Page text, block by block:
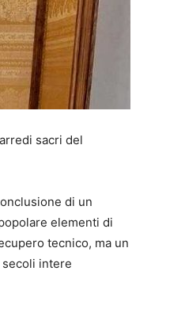
sacri del
di un
elementi di
tecnico, ma un
intere